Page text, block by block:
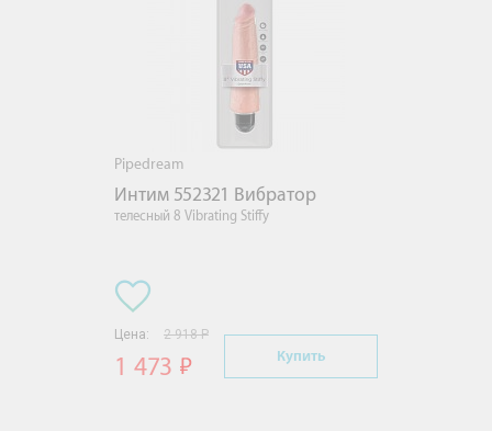
Pipedream
Интим 552321 Вибратор
телесный 8 Vibrating Stiffy
Цена: 2 918 Р
1 473 Купить